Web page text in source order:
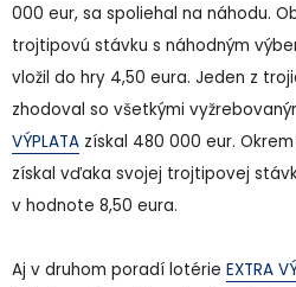
000 eur, sa spoliehal na náhodu.
trojtipovú stávku s náhodným
vložil do hry 4,50 eura. Jeden z
zhodoval so všetkými
VÝPLATA získal 480 000 eur.
získal vďaka svojej trojtipovej
v hodnote 8,50 eura.
Aj v druhom poradí lotérie EXTRA